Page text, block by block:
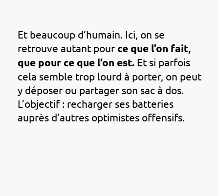
Et beaucoup d’humain. Ici, on se
retrouve autant pour ce que l’on fait,
que pour ce que l’on est.Et si parfois
cela semble trop lourd à porter, on peut
y déposer ou partager son sac à dos.
L’objectif : recharger ses batteries
auprès d’autres optimistes offensifs.